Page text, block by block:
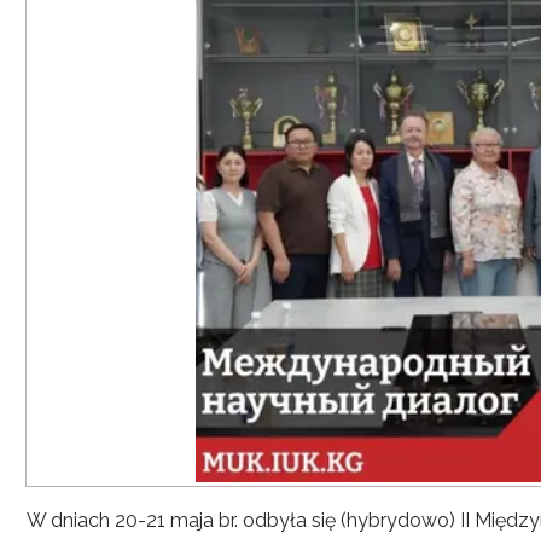
W dniach 20-21 maja br. odbyła się (hybrydowo) II